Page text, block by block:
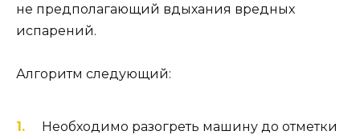
не предполагающий вдыхания вредных
испарений.
Алгоритм следующий:
Необходимо разогреть машину до отметки